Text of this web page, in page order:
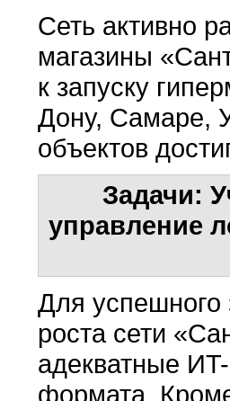
Сеть активно
магазины
к запуску
Дону, Самаре,
объектов
Задачи:
управление
Для успешного
роста сети
адекватные
формата.